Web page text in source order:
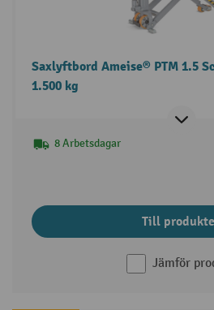
Saxlyftbord Ameise® PTM 1.5
1.500 kg
8 Arbetsdagar
Till
Jämför